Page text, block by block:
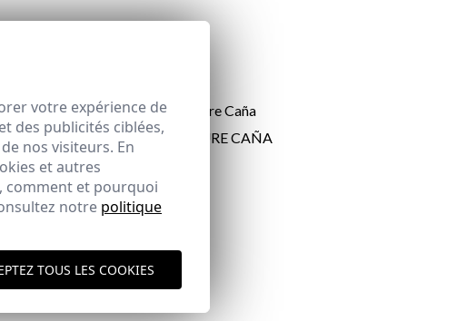
FINS | VERDE CHAUSSURE CAÑA
votre expérience de
des publicités ciblées,
nos visiteurs. En
et autres
comment et pourquoi
notre politique
TOUS LES COOKIES